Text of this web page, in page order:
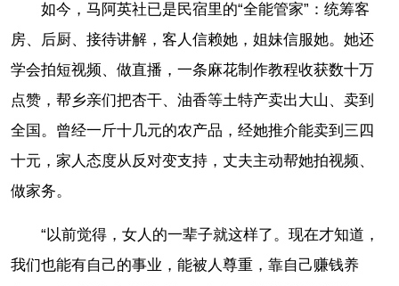
如今，马阿英社已是民宿里的“全能管家”：统筹客
房、后厨、接待讲解，客人信赖她，姐妹信服她。她还
学会拍短视频、做直播，一条麻花制作教程收获数十万
点赞，帮乡亲们把杏干、油香等土特产卖出大山、卖到
全国。曾经一斤十几元的农产品，经她推介能卖到三四
十元，家人态度从反对变支持，丈夫主动帮她拍视频、
做家务。
“以前觉得，女人的一辈子就这样了。现在才知道，
我们也能有自己的事业，能被人尊重，靠自己赚钱养